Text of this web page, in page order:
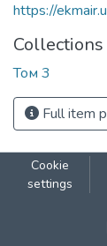
https://
Collections
Том 3
Full item
Cookie
settings